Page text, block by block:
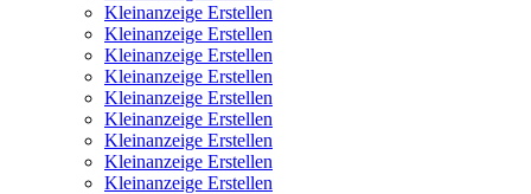
Kleinanzeige Erstellen
Kleinanzeige Erstellen
Kleinanzeige Erstellen
Kleinanzeige Erstellen
Kleinanzeige Erstellen
Kleinanzeige Erstellen
Kleinanzeige Erstellen
Kleinanzeige Erstellen
Kleinanzeige Erstellen